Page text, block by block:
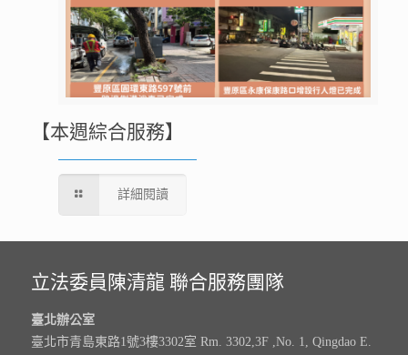
【本週綜合服務】
詳細閱讀
立法委員陳清龍 聯合服務團隊
臺北辦公室
臺北市青島東路1號3樓3302室 Rm. 3302,3F ,No. 1, Qingdao E.